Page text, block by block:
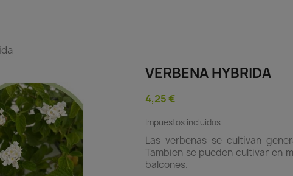
VERBENA HYBRIDA
4,25 €
Impuestos incluidos
Las verbenas se cultivan
Tambien se pueden cultivar en
balcones.